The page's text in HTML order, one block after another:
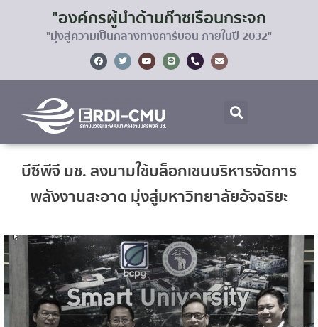
"องค์กรผู้นำด้านก๊าซเรือนกระจก
"มุ่งสู่ความเป็นกลางทางคาร์บอน ภายในปี 2032"
บีซีพีจี มช. ลงนามใช้บล็อกเชนบริหารจัดการ
พลังงานสะอาด มุ่งสู่มหาวิทยาลัยอัจฉริยะ